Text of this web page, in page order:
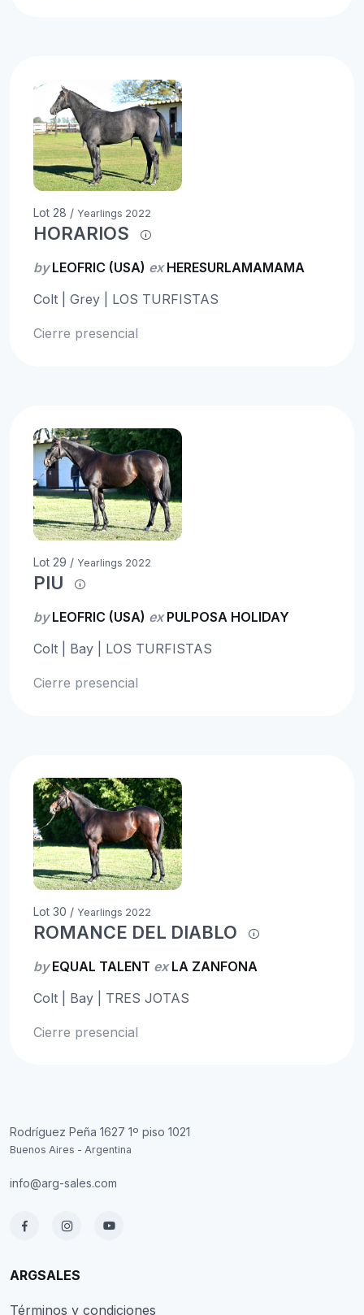
Lot 28 / Yearlings 2022
HORARIOS
byLEOFRIC (USA) exHERESURLAMAMAMA
Colt | Grey | LOS TURFISTAS
Cierre presencial
Lot 29 / Yearlings 2022
PIU
byLEOFRIC (USA) exPULPOSA HOLIDAY
Colt | Bay | LOS TURFISTAS
Cierre presencial
Lot 30 / Yearlings 2022
ROMANCE DEL DIABLO
byEQUAL TALENT exLA ZANFONA
Colt | Bay | TRES JOTAS
Cierre presencial
Rodríguez Peña 1627 1º piso 1021
Buenos Aires - Argentina
info@arg-sales.com
ARGSALES
Términos y condiciones